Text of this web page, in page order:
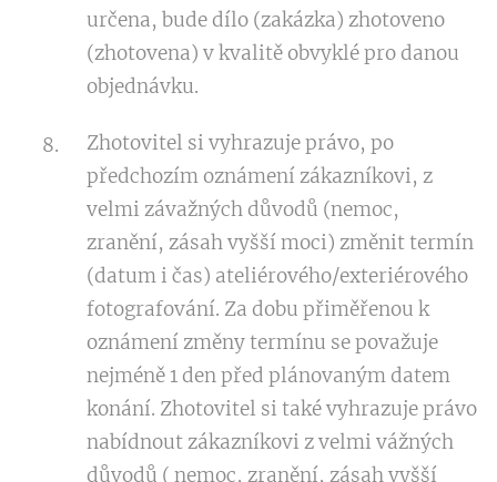
určena, bude dílo (zakázka) zhotoveno
(zhotovena) v kvalitě obvyklé pro danou
objednávku.
Zhotovitel si vyhrazuje právo, po
předchozím oznámení zákazníkovi, z
velmi závažných důvodů (nemoc,
zranění, zásah vyšší moci) změnit termín
(datum i čas) ateliérového/exteriérového
fotografování. Za dobu přiměřenou k
oznámení změny termínu se považuje
nejméně 1 den před plánovaným datem
konání. Zhotovitel si také vyhrazuje právo
nabídnout zákazníkovi z velmi vážných
důvodů ( nemoc, zranění, zásah vyšší